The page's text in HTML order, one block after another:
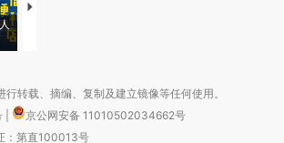
【推广】走进第四届链博
转载、摘编、复制及建立镜像等任何使用。
京公网安备 11010502034662号
：第直100013号